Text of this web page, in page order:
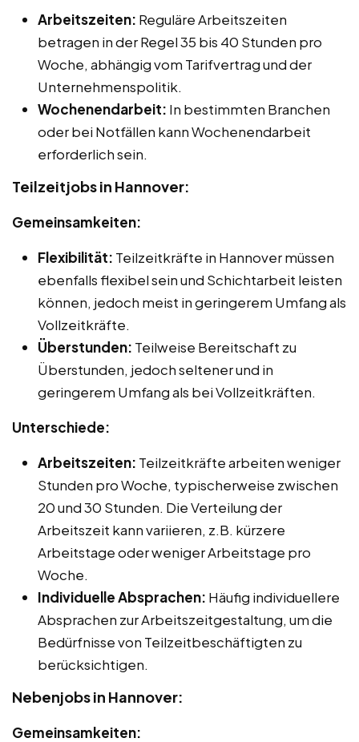
Arbeitszeiten: Reguläre Arbeitszeiten
betragen in der Regel 35 bis 40 Stunden pro
Woche, abhängig vom Tarifvertrag und der
Unternehmenspolitik.
Wochenendarbeit: In bestimmten Branchen
oder bei Notfällen kann Wochenendarbeit
erforderlich sein.
Teilzeitjobs in Hannover:
Gemeinsamkeiten:
Flexibilität: Teilzeitkräfte in Hannover müssen
ebenfalls flexibel sein und Schichtarbeit leisten
können, jedoch meist in geringerem Umfang als
Vollzeitkräfte.
Überstunden: Teilweise Bereitschaft zu
Überstunden, jedoch seltener und in
geringerem Umfang als bei Vollzeitkräften.
Unterschiede:
Arbeitszeiten: Teilzeitkräfte arbeiten weniger
Stunden pro Woche, typischerweise zwischen
20 und 30 Stunden. Die Verteilung der
Arbeitszeit kann variieren, z.B. kürzere
Arbeitstage oder weniger Arbeitstage pro
Woche.
Individuelle Absprachen: Häufig individuellere
Absprachen zur Arbeitszeitgestaltung, um die
Bedürfnisse von Teilzeitbeschäftigten zu
berücksichtigen.
Nebenjobs in Hannover:
Gemeinsamkeiten: